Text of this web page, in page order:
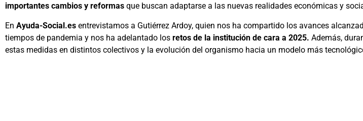
importantes cambios y reformas que buscan adaptarse a las nuevas realidades económicas y
En Ayuda-Social.es entrevistamos a Gutiérrez Ardoy, quien nos ha compartido los avances
tiempos de pandemia y nos ha adelantado los retos de la institución de cara a 2025. Además,
estas medidas en distintos colectivos y la evolución del organismo hacia un modelo más